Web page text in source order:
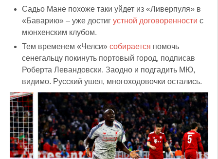
Садьо Мане похоже таки уйдет из «Ливерпуля» в
«Баварию» – уже достиг устной договоренности с
мюнхенским клубом.
Тем временем «Челси» собирается помочь
сенегальцу покинуть портовый город, подписав
Роберта Левандовски. Заодно и подгадить МЮ,
видимо. Русский ушел, многоходовочки остались.